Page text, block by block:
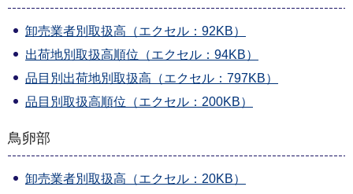
卸売業者別取扱高（エクセル：92KB）
出荷地別取扱高順位（エクセル：94KB）
品目別出荷地別取扱高（エクセル：797KB）
品目別取扱高順位（エクセル：200KB）
鳥卵部
卸売業者別取扱高（エクセル：20KB）